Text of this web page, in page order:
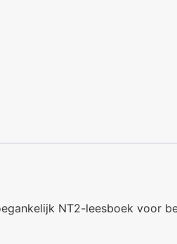
NT2-leesboek voor